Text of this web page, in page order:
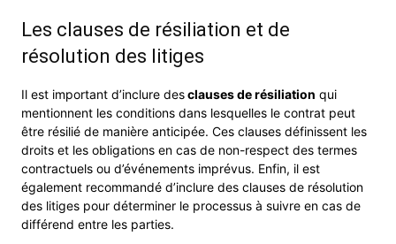
Les clauses de résiliation et de
résolution des litiges
Il est important d’inclure desclauses de résiliation qui
mentionnent les conditions dans lesquelles le contrat peut
être résilié de manière anticipée. Ces clauses définissent les
droits et les obligations en cas de non-respect des termes
contractuels ou d’événements imprévus. Enfin, il est
également recommandé d’inclure des clauses de résolution
des litiges pour déterminer le processus à suivre en cas de
différend entre les parties.